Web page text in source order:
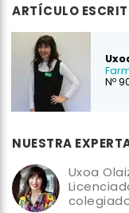
ARTÍCULO
Nº
NUESTRA
Uxoa